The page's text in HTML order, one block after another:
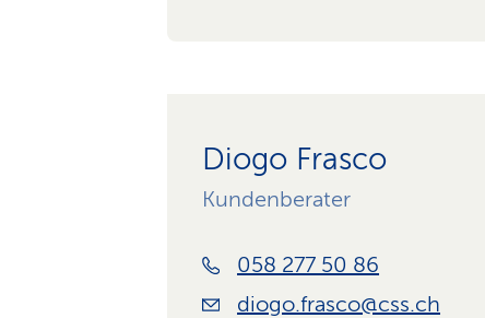
Diogo Frasco
Kundenberater
058 277 50 86
diogo.frasco@css.ch